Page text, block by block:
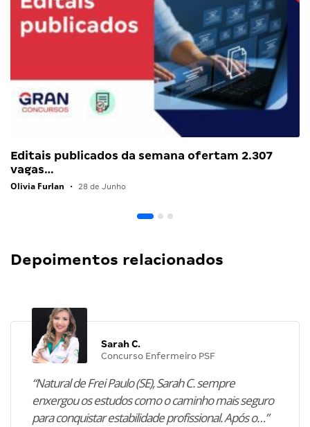
Editais publicados da semana ofertam 2.307
vagas…
Olivia Furlan • 28 de Junho
Depoimentos relacionados
Sarah C.
Concurso Enfermeiro PSF
“Natural de Frei Paulo (SE), Sarah C. sempre
enxergou os estudos como o caminho mais seguro
para conquistar estabilidade profissional. Após o…”